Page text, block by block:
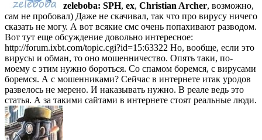
zeleboba: SPH, ex, Christian Archer, возможно,
сам не пробовал) Даже не скачивал, так что про вирусу ничего
сказать не могу. А вот всякие смс очень попахивают разводом.
Вот тут еще обсуждение довольно интересное:
http://forum.ixbt.com/topic.cgi?id=15:63322 Но, вообще, если это
вирусы и обман, то оно мошенничество. Опять таки, по-
моему с этим нужно бороться. Со спамом боремся, с вирусами
боремся. А с мошенниками? Сейчас в интернете итак уродов
развелось не мерено. И наказывать нужно. В реале ведь это
статья. А за такими сайтами в интернете стоят реальные люди.